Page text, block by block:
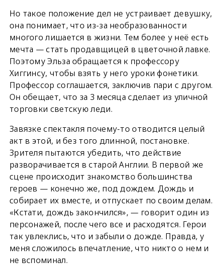
Но такое положение дел не устраивает девушку,
она понимает, что из-за необразованности
многого лишается в жизни. Тем более у неё есть
мечта — стать продавщицей в цветочной лавке.
Поэтому Эльза обращается к профессору
Хиггинсу, чтобы взять у него уроки фонетики.
Профессор соглашается, заключив пари с другом.
Он обещает, что за 3 месяца сделает из уличной
торговки светскую леди.
Завязке спектакля почему-то отводится целый
акт в этой, и без того длинной, постановке.
Зрителя пытаются убедить, что действие
разворачивается в старой Англии. В первой же
сцене происходит знакомство большинства
героев — конечно же, под дождем. Дождь и
собирает их вместе, и отпускает по своим делам.
«Кстати, дождь закончился», — говорит один из
персонажей, после чего все и расходятся. Герои
так увлеклись, что и забыли о дожде. Правда, у
меня сложилось впечатление, что никто о нем и
не вспоминал.